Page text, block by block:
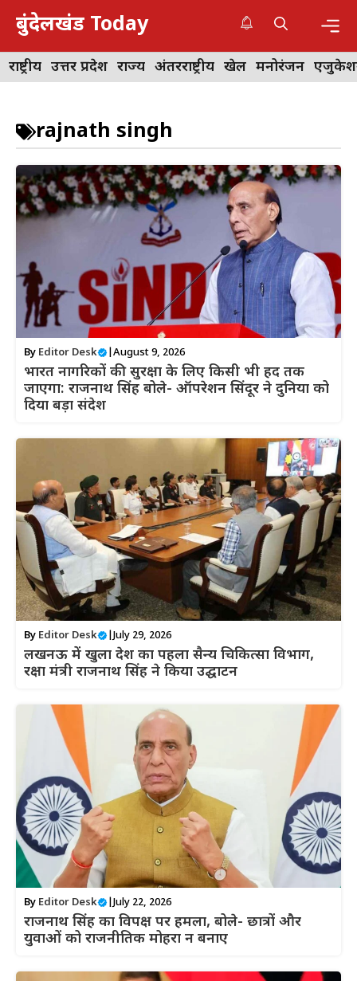
Skip
content
बुंदेलखंड Today
राष्ट्रीय उत्तर प्रदेश राज्य अंतरराष्ट्रीय खेल मनोरंजन
rajnath singh
By Editor Desk August 9, 2026
भारत नागरिकों की सुरक्षा के लिए किसी भी हद तक
जाएगा: राजनाथ सिंह बोले- ऑपरेशन सिंदूर ने दुनिया को
दिया बड़ा संदेश
By Editor Desk July 29, 2026
लखनऊ में खुला देश का पहला सैन्य चिकित्सा विभाग,
रक्षा मंत्री राजनाथ सिंह ने किया उद्घाटन
By Editor Desk July 22, 2026
राजनाथ सिंह का विपक्ष पर हमला, बोले- छात्रों और
युवाओं को राजनीतिक मोहरा न बनाए